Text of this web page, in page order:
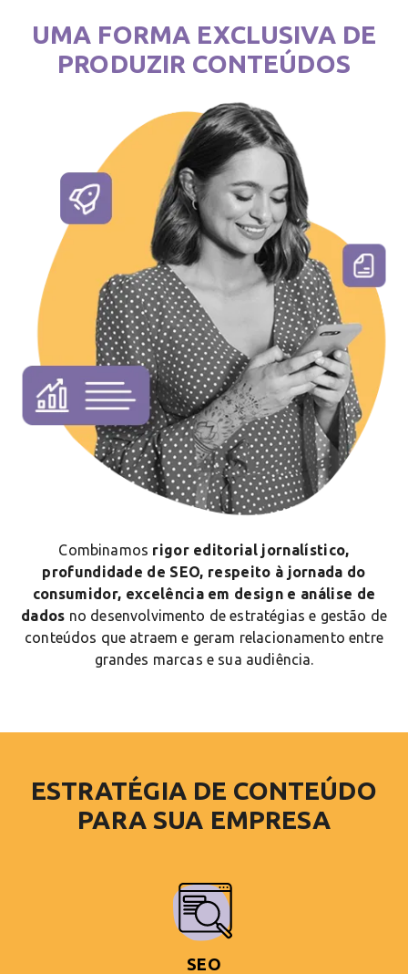
UMA FORMA EXCLUSIVA DE
PRODUZIR CONTEÚDOS
Combinamos rigor editorial jornalístico,
profundidade de SEO, respeito à jornada do
consumidor, excelência em design e análise de
dados no desenvolvimento de estratégias e gestão de
conteúdos que atraem e geram relacionamento entre
grandes marcas e sua audiência.
ESTRATÉGIA DE CONTEÚDO
PARA SUA EMPRESA
SEO